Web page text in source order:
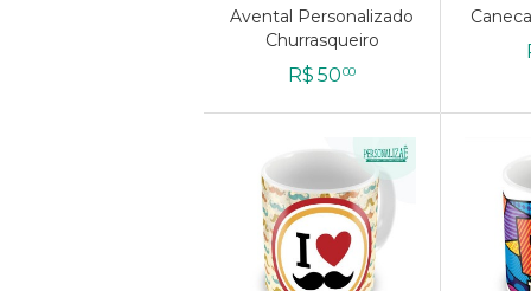
Avental Personalizado
Churrasqueiro
R$ 5000
Avental Personalizado
Churrasqueiro
R$ 5000